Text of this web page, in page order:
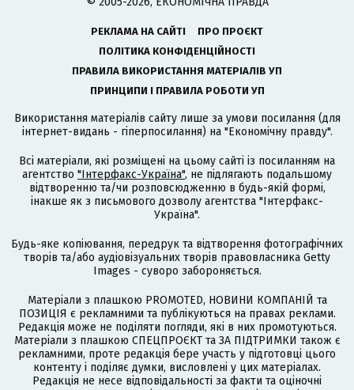
РЕКЛАМА НА САЙТІ
ПРО ПРОЄКТ
ПОЛІТИКА КОНФІДЕНЦІЙНОСТІ
ПРАВИЛА ВИКОРИСТАННЯ МАТЕРІАЛІВ УП
ПРИНЦИПИ І ПРАВИЛА РОБОТИ УП
Використання матеріалів сайту лише за умови посилання (для
інтернет-видань - гіперпосилання) на "Економічну правду".
Всі матеріали, які розміщені на цьому сайті із посиланням на
агентство "Інтерфакс-Україна", не підлягають подальшому
відтворенню та/чи розповсюдженню в будь-якій формі,
інакше як з письмового дозволу агентства "Інтерфакс-
Україна".
Будь-яке копіювання, передрук та відтворення фотографічних
творів та/або аудіовізуальних творів правовласника Getty
Images - суворо забороняється.
Матеріали з плашкою PROMOTED, НОВИНИ КОМПАНІЙ та
ПОЗИЦІЯ є рекламними та публікуються на правах реклами.
Редакція може не поділяти погляди, які в них промотуються.
Матеріали з плашкою СПЕЦПРОЄКТ та ЗА ПІДТРИМКИ також є
рекламними, проте редакція бере участь у підготовці цього
контенту і поділяє думки, висловлені у цих матеріалах.
Редакція не несе відповідальності за факти та оціночні